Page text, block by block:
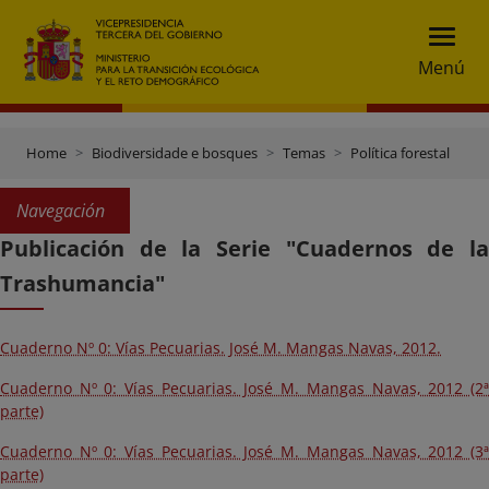
Menú
Home Biodiversidade e bosques Temas Política forestal
Navegación
Publicación de la Serie "Cuadernos de la
Trashumancia"
Cuaderno Nº 0: Vías Pecuarias. José M. Mangas Navas, 2012.
Cuaderno Nº 0: Vías Pecuarias. José M. Mangas Navas, 2012 (2ª
parte)
Cuaderno Nº 0: Vías Pecuarias. José M. Mangas Navas, 2012 (3ª
parte)